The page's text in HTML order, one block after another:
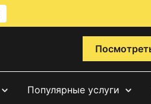
Популярные услуги